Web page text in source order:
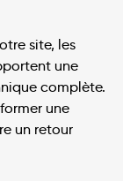
site, les
une
complète.
une
un retour